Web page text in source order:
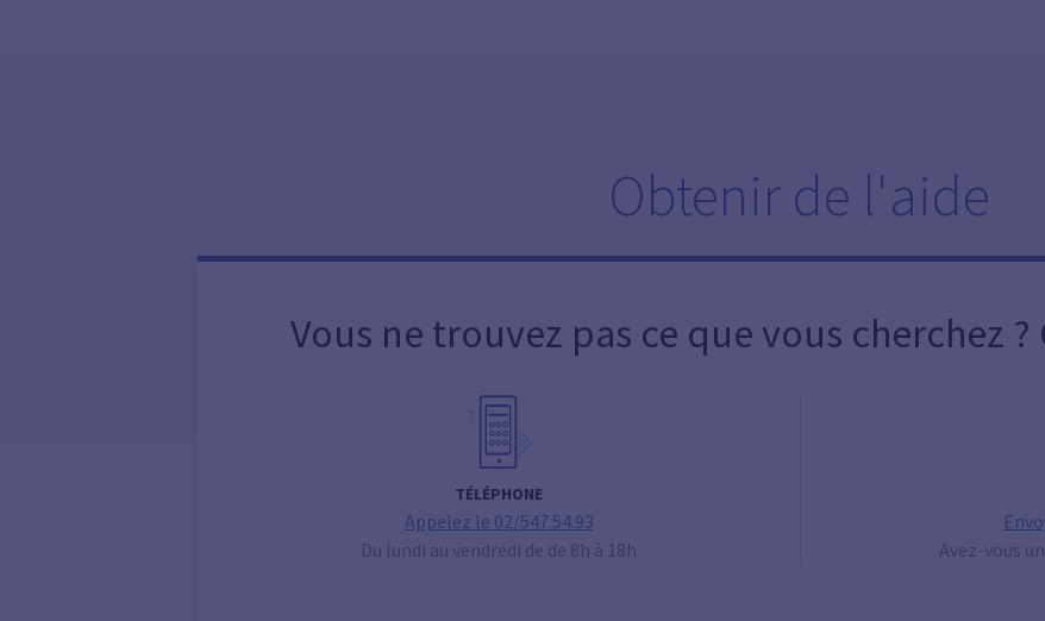
Obtenir de l'aide
Vous ne trouvez pas ce que vous cherchez
TÉLÉPHONE
Appelez le 02/547.54.93
Du lundi au vendredi de de 8h à 18h
Avez-vous